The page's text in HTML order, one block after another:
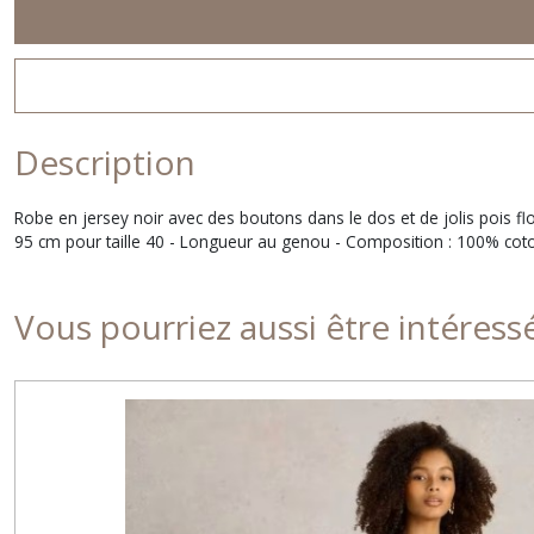
Description
Robe en jersey noir avec des boutons dans le dos et de jolis pois
95 cm pour taille 40 - Longueur au genou - Composition : 100%
Vous pourriez aussi être